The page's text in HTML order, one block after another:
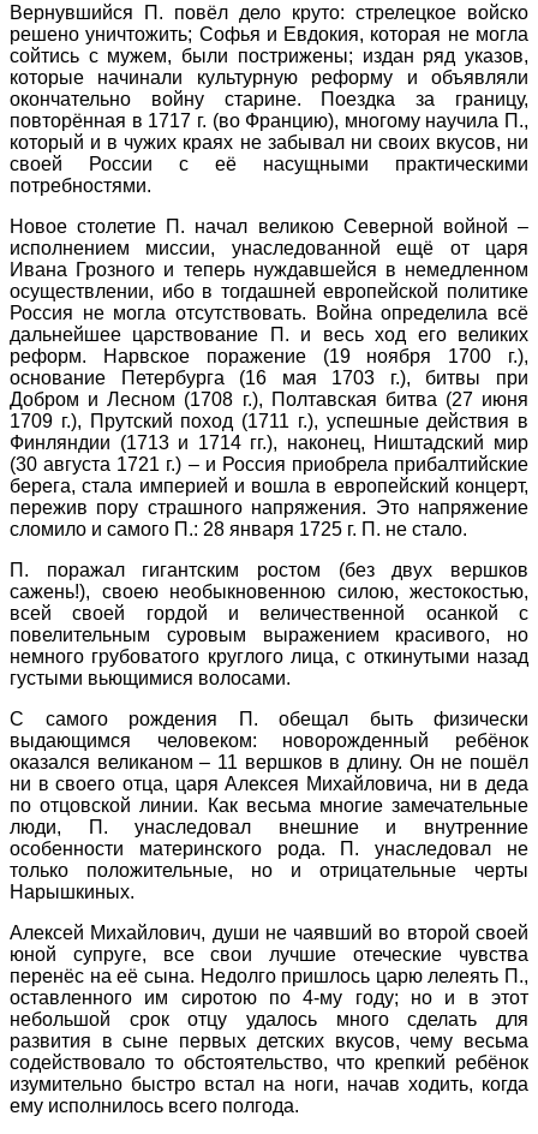
Вернувшийся П. повёл дело круто: стрелецкое войско
решено уничтожить; Софья и Евдокия, которая не могла
сойтись с мужем, были пострижены; издан ряд указов,
которые начинали культурную реформу и объявляли
окончательно войну старине. Поездка за границу,
повторённая в 1717 г. (во Францию), многому научила П.,
который и в чужих краях не забывал ни своих вкусов, ни
своей России с её насущными практическими
потребностями.
Новое столетие П. начал великою Северной войной –
исполнением миссии, унаследованной ещё от царя
Ивана Грозного и теперь нуждавшейся в немедленном
осуществлении, ибо в тогдашней европейской политике
Россия не могла отсутствовать. Война определила всё
дальнейшее царствование П. и весь ход его великих
реформ. Нарвское поражение (19 ноября 1700 г.),
основание Петербурга (16 мая 1703 г.), битвы при
Добром и Лесном (1708 г.), Полтавская битва (27 июня
1709 г.), Прутский поход (1711 г.), успешные действия в
Финляндии (1713 и 1714 гг.), наконец, Ништадский мир
(30 августа 1721 г.) – и Россия приобрела прибалтийские
берега, стала империей и вошла в европейский концерт,
пережив пору страшного напряжения. Это напряжение
сломило и самого П.: 28 января 1725 г. П. не стало.
П. поражал гигантским ростом (без двух вершков
сажень!), своею необыкновенною силою, жестокостью,
всей своей гордой и величественной осанкой с
повелительным суровым выражением красивого, но
немного грубоватого круглого лица, с откинутыми назад
густыми вьющимися волосами.
С самого рождения П. обещал быть физически
выдающимся человеком: новорожденный ребёнок
оказался великаном – 11 вершков в длину. Он не пошёл
ни в своего отца, царя Алексея Михайловича, ни в деда
по отцовской линии. Как весьма многие замечательные
люди, П. унаследовал внешние и внутренние
особенности материнского рода. П. унаследовал не
только положительные, но и отрицательные черты
Нарышкиных.
Алексей Михайлович, души не чаявший во второй своей
юной супруге, все свои лучшие отеческие чувства
перенёс на её сына. Недолго пришлось царю лелеять П.,
оставленного им сиротою по 4-му году; но и в этот
небольшой срок отцу удалось много сделать для
развития в сыне первых детских вкусов, чему весьма
содействовало то обстоятельство, что крепкий ребёнок
изумительно быстро встал на ноги, начав ходить, когда
ему исполнилось всего полгода.